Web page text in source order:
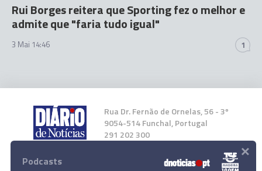
Rui Borges reitera que Sporting fez o melhor e
admite que "faria tudo igual"
3 Mai 14:46 1
Rua Dr. Fernão de Ornelas, 56 - 3º
9054-514 Funchal, Portugal
291 202 300
Instale a nossa App
Podcasts ×